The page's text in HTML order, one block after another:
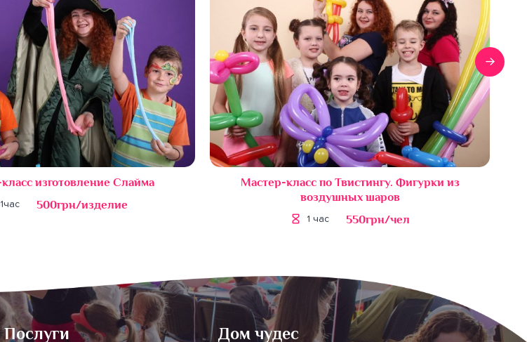
изготовление Слайма
1час 500грн/изделие
Мастер-класс по Твистингу. Фигурки из
воздушных шаров
1 час 550грн/чел
Послуги Дом чудес